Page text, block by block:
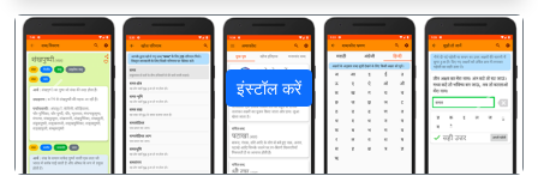
इंस्टॉल करें
पिछला अगला